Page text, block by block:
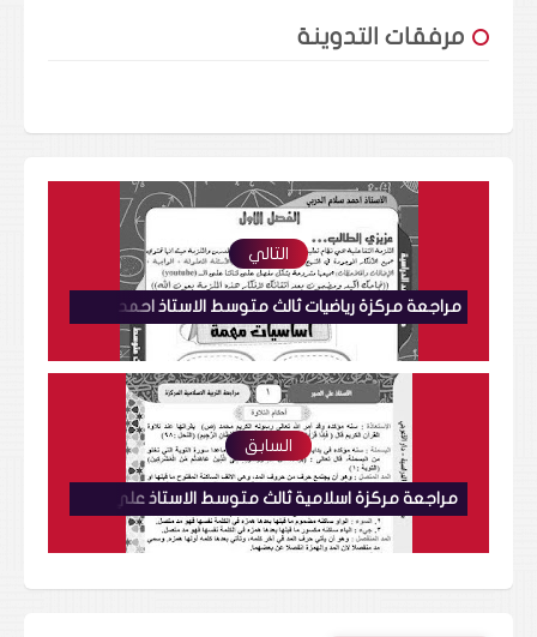
مرفقات التدوينة
التالي
السابق
مراجعة مركزة اسلامية ثالث متوسط الاستاذ علي الصبر